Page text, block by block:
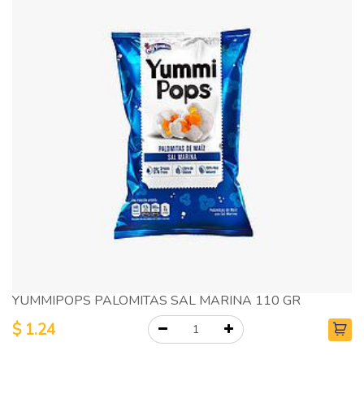
YUMMIPOPS PALOMITAS SAL MARINA 110 GR
$ 1.24